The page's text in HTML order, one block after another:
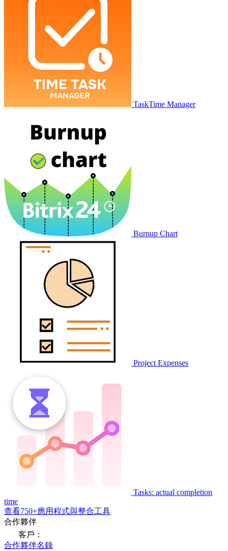
TaskTime Manager
Burnup Chart
Project Expenses
Tasks: actual completion
time
查看750+應用程式與整合工具
合作夥伴
客戶：
合作夥伴名錄